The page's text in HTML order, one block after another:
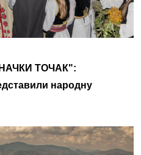
ТОЧАК":
народну